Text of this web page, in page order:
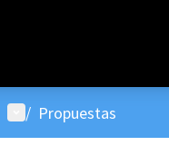
Menú de usuario
/ Propuestas